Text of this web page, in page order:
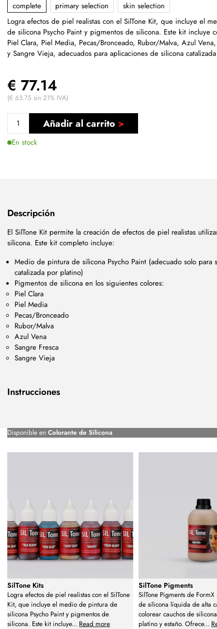
complete primary selection
skin selection
Logra efectos de piel realistas con el SilTone Kit, que incluye el
de silicona Psycho Paint y pigmentos de silicona. Este kit incluye
Piel Clara, Piel Media, Pecas/Bronceado, Rubor/Malva, Azul
y Sangre Vieja, adecuados para aplicaciones de silicona
€ 77.14
(€ 63.75 sin 21% IVA)
Añadir al carrito
En stock
Descripción
El SilTone Kit permite la creación de efectos de piel realistas
silicona. Este kit completo incluye:
Medio de pintura de silicona Psycho Paint (adecuado solo para
catalizada por platino)
Pigmentos de silicona en los siguientes colores:
Piel Clara
Piel Media
Pecas/Bronceado
Rubor/Malva
Azul Vena
Sangre Fresca
Sangre Vieja
Instrucciones
Disponible en Colorante de Silicona
SilTone Kits
Logra efectos de piel realistas con el SilTone
Kit, que incluye el medio de pintura de
silicona Psycho Paint y pigmentos de
silicona. Este kit incluye... Read more
SilTone Pigments
SilTone Pigments de
de silicona líquida de alta
colorear cauchos de
platino y estaño. Ofrece...